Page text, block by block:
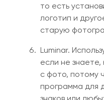
то есть
логотип и
старую
Luminar.
если не знаете,
с фото, потому
программа для
знаков или